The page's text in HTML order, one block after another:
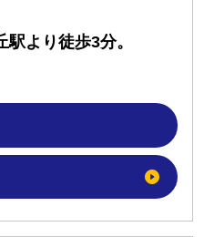
より徒歩3分。